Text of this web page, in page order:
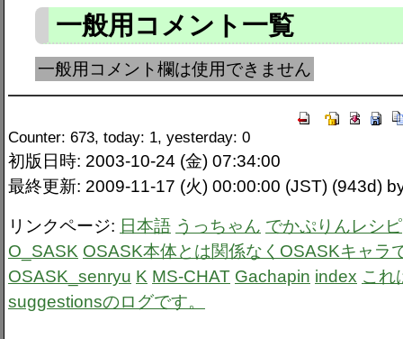
一般用コメント一覧
一般用コメント欄は使用できません
Counter: 673, today: 1, yesterday: 0
初版日時: 2003-10-24 (金) 07:34:00
最終更新: 2009-11-17 (火) 00:00:00 (JST) (943d)
リンクページ: 日本語 うっちゃん でかぷりんレシピ
O_SASK OSASK本体とは関係なくOSASKキャラ
OSASK_senryu K MS-CHAT Gachapin index これ
suggestionsのログです。